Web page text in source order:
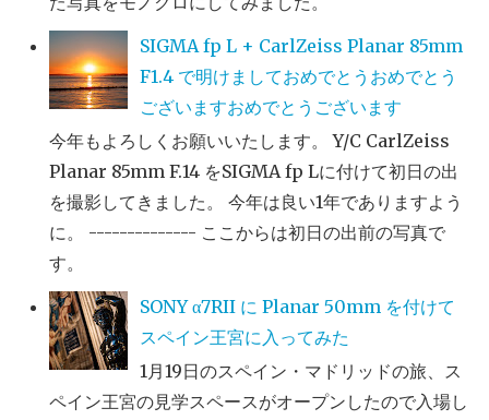
SIGMA fp L + CarlZeiss Planar 85mm
F1.4 で明けましておめでとうおめでとう
ございますおめでとうございます
今年もよろしくお願いいたします。 Y/C CarlZeiss
Planar 85mm F.14 をSIGMA fp Lに付けて初日の出
を撮影してきました。 今年は良い1年でありますよう
に。 -------------- ここからは初日の出前の写真で
す。
SONY α7RII に Planar 50mm を付けて
スペイン王宮に入ってみた
1月19日のスペイン・マドリッドの旅、ス
ペイン王宮の見学スペースがオープンしたので入場し